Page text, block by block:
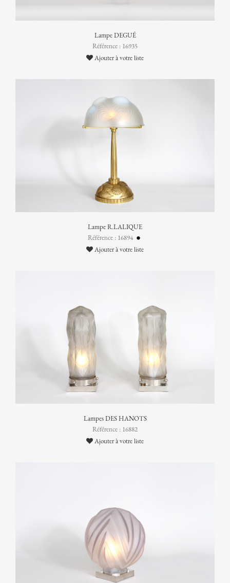
Lampe DEGUÉ
Référence : 16935
Ajouter à votre liste
Lampe R.LALIQUE
Référence : 16894
Ajouter à votre liste
Lampes DES HANOTS
Référence : 16882
Ajouter à votre liste